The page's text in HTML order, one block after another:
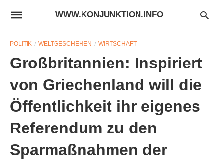
WWW.KONJUNKTION.INFO
POLITIK WELTGESCHEHEN WIRTSCHAFT
Großbritannien: Inspiriert
von Griechenland will die
Öffentlichkeit ihr eigenes
Referendum zu den
Sparmaßnahmen der